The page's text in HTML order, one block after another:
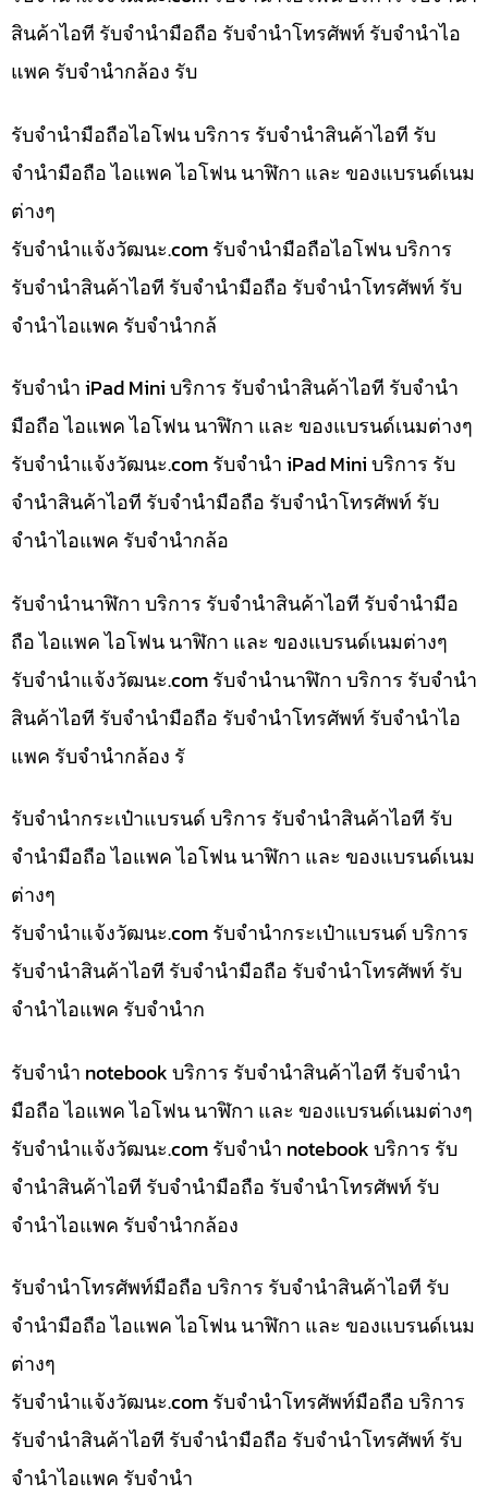
สินค้าไอที รับจำนำมือถือ รับจำนำโทรศัพท์ รับจำนำไอ
แพค รับจำนำกล้อง รับ
รับจำนำมือถือไอโฟน บริการ รับจำนำสินค้าไอที รับ
จำนำมือถือ ไอแพค ไอโฟน นาฬิกา และ ของแบรนด์เนม
ต่างๆ
รับจํานําแจ้งวัฒนะ.com รับจำนำมือถือไอโฟน บริการ
รับจำนำสินค้าไอที รับจำนำมือถือ รับจำนำโทรศัพท์ รับ
จำนำไอแพค รับจำนำกล้
รับจำนำ iPad Mini บริการ รับจำนำสินค้าไอที รับจำนำ
มือถือ ไอแพค ไอโฟน นาฬิกา และ ของแบรนด์เนมต่างๆ
รับจํานําแจ้งวัฒนะ.com รับจำนำ iPad Mini บริการ รับ
จำนำสินค้าไอที รับจำนำมือถือ รับจำนำโทรศัพท์ รับ
จำนำไอแพค รับจำนำกล้อ
รับจำนำนาฬิกา บริการ รับจำนำสินค้าไอที รับจำนำมือ
ถือ ไอแพค ไอโฟน นาฬิกา และ ของแบรนด์เนมต่างๆ
รับจํานําแจ้งวัฒนะ.com รับจำนำนาฬิกา บริการ รับจำนำ
สินค้าไอที รับจำนำมือถือ รับจำนำโทรศัพท์ รับจำนำไอ
แพค รับจำนำกล้อง รั
รับจำนำกระเป๋าแบรนด์ บริการ รับจำนำสินค้าไอที รับ
จำนำมือถือ ไอแพค ไอโฟน นาฬิกา และ ของแบรนด์เนม
ต่างๆ
รับจํานําแจ้งวัฒนะ.com รับจำนำกระเป๋าแบรนด์ บริการ
รับจำนำสินค้าไอที รับจำนำมือถือ รับจำนำโทรศัพท์ รับ
จำนำไอแพค รับจำนำก
รับจำนำ notebook บริการ รับจำนำสินค้าไอที รับจำนำ
มือถือ ไอแพค ไอโฟน นาฬิกา และ ของแบรนด์เนมต่างๆ
รับจํานําแจ้งวัฒนะ.com รับจำนำ notebook บริการ รับ
จำนำสินค้าไอที รับจำนำมือถือ รับจำนำโทรศัพท์ รับ
จำนำไอแพค รับจำนำกล้อง
รับจำนำโทรศัพท์มือถือ บริการ รับจำนำสินค้าไอที รับ
จำนำมือถือ ไอแพค ไอโฟน นาฬิกา และ ของแบรนด์เนม
ต่างๆ
รับจํานําแจ้งวัฒนะ.com รับจำนำโทรศัพท์มือถือ บริการ
รับจำนำสินค้าไอที รับจำนำมือถือ รับจำนำโทรศัพท์ รับ
จำนำไอแพค รับจำนำ